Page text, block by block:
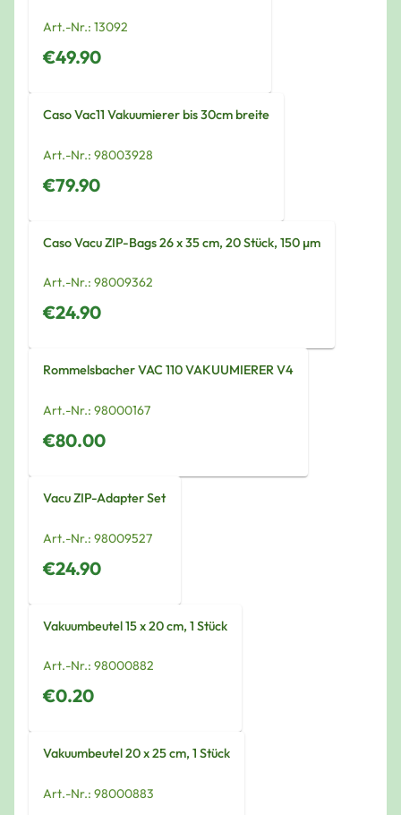
Art.-Nr.: 13092
€49.90
Caso Vac11 Vakuumierer bis 30cm breite
Art.-Nr.: 98003928
€79.90
Caso Vacu ZIP-Bags 26 x 35 cm, 20 Stück, 150 μm
Art.-Nr.: 98009362
€24.90
Rommelsbacher VAC 110 VAKUUMIERER V4
Art.-Nr.: 98000167
€80.00
Vacu ZIP-Adapter Set
Art.-Nr.: 98009527
€24.90
Vakuumbeutel 15 x 20 cm, 1 Stück
Art.-Nr.: 98000882
€0.20
Vakuumbeutel 20 x 25 cm, 1 Stück
Art.-Nr.: 98000883